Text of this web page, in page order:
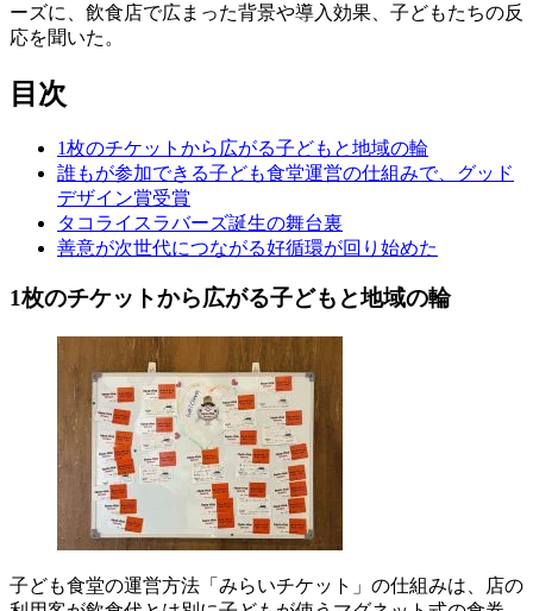
ーズに、飲食店で広まった背景や導入効果、子どもたちの反
応を聞いた。
目次
1枚のチケットから広がる子どもと地域の輪
誰もが参加できる子ども食堂運営の仕組みで、グッド
デザイン賞受賞
タコライスラバーズ誕生の舞台裏
善意が次世代につながる好循環が回り始めた
1枚のチケットから広がる子どもと地域の輪
子ども食堂の運営方法「みらいチケット」の仕組みは、店の